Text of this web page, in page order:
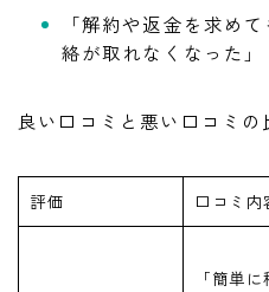
「解約や返金を求め
絡が取れなくなった」
良い口コミと悪い口コミの
評価 口コミ内
「簡単